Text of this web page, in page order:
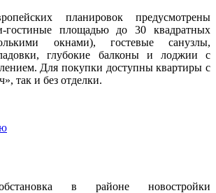
планировок предусмотрены
гостиные площадью до 30 квадратных
окнами), гостевые санузлы,
глубокие балконы и лоджии с
Для покупки доступны квартиры с
так и без отделки.
в районе новостройки